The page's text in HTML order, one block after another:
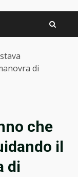
di
che
il
di